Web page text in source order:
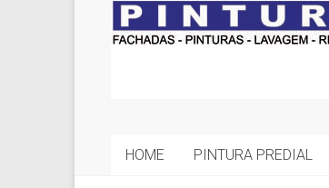
Pintura
Predial
com
HOME PINTURA PREDIAL